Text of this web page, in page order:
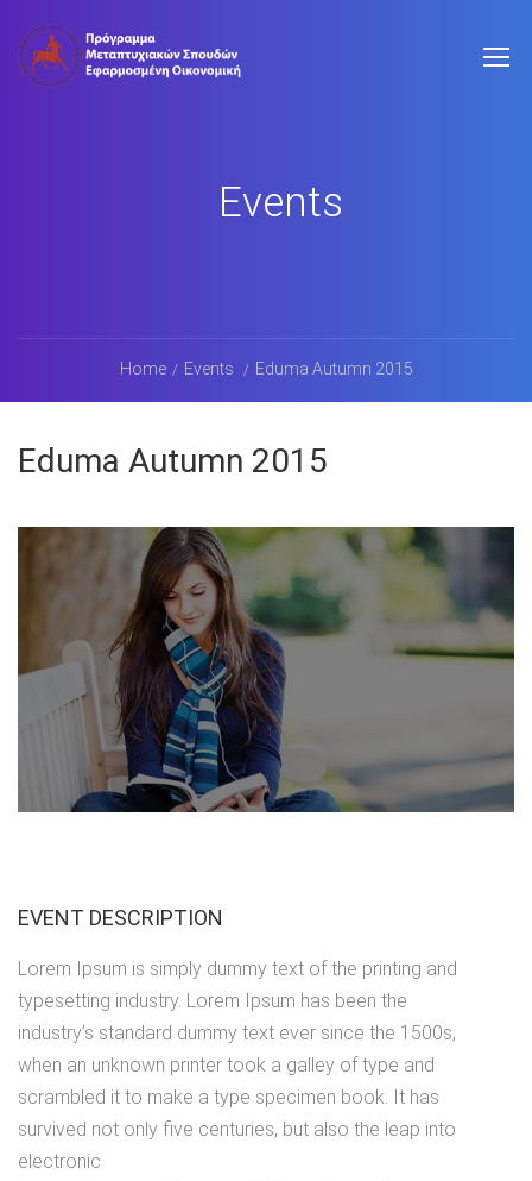
Events
Home Events Eduma Autumn 2015
Eduma Autumn 2015
EVENT DESCRIPTION
Lorem Ipsum is simply dummy text of the printing and
typesetting industry. Lorem Ipsum has been the
industry’s standard dummy text ever since the 1500s,
when an unknown printer took a galley of type and
scrambled it to make a type specimen book. It has
survived not only five centuries, but also the leap into
electronic